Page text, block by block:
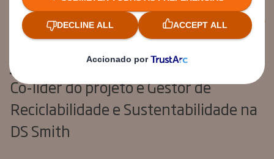
conhecimento
Jonathan Edmunds
Co-líder do projeto e Gestor de
Reciclabilidade e Sustentabilidade na
DS Smith